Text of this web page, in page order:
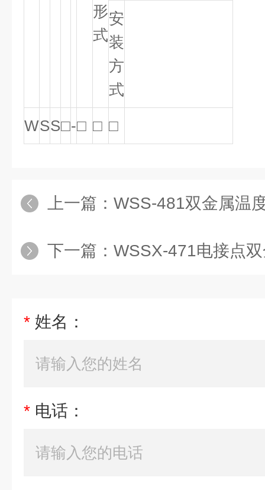
形
式
安
装
方
式
WSS□-□ □ □
上一篇： WSS-481双金属温
下一篇： WSSX-471电接点双金属
* 姓名：
* 电话：